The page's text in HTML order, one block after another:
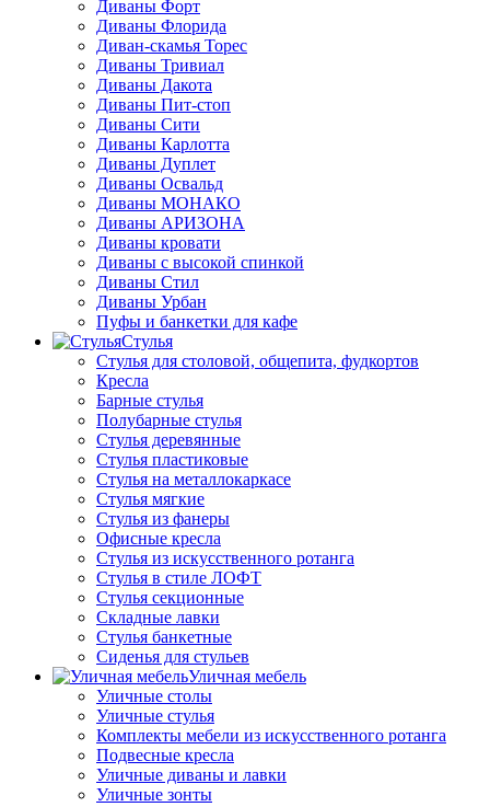
Диваны Форт
Диваны Флорида
Диван-скамья Торес
Диваны Тривиал
Диваны Дакота
Диваны Пит-стоп
Диваны Сити
Диваны Карлотта
Диваны Дуплет
Диваны Освальд
Диваны МОНАКО
Диваны АРИЗОНА
Диваны кровати
Диваны с высокой спинкой
Диваны Стил
Диваны Урбан
Пуфы и банкетки для кафе
Стулья
Стулья для столовой, общепита, фудкортов
Кресла
Барные стулья
Полубарные стулья
Стулья деревянные
Стулья пластиковые
Стулья на металлокаркасе
Стулья мягкие
Стулья из фанеры
Офисные кресла
Стулья из искусственного ротанга
Стулья в стиле ЛОФТ
Стулья секционные
Складные лавки
Стулья банкетные
Сиденья для стульев
Уличная мебель
Уличные столы
Уличные стулья
Комплекты мебели из искусственного ротанга
Подвесные кресла
Уличные диваны и лавки
Уличные зонты